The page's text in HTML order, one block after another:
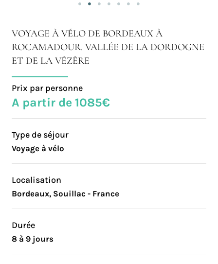
VOYAGE À VÉLO DE BORDEAUX À
ROCAMADOUR. VALLÉE DE LA DORDOGNE
ET DE LA VÉZÈRE
Prix par personne
A partir de 1085€
Type de séjour
Voyage à vélo
Localisation
Bordeaux, Souillac - France
Durée
8 à 9 jours